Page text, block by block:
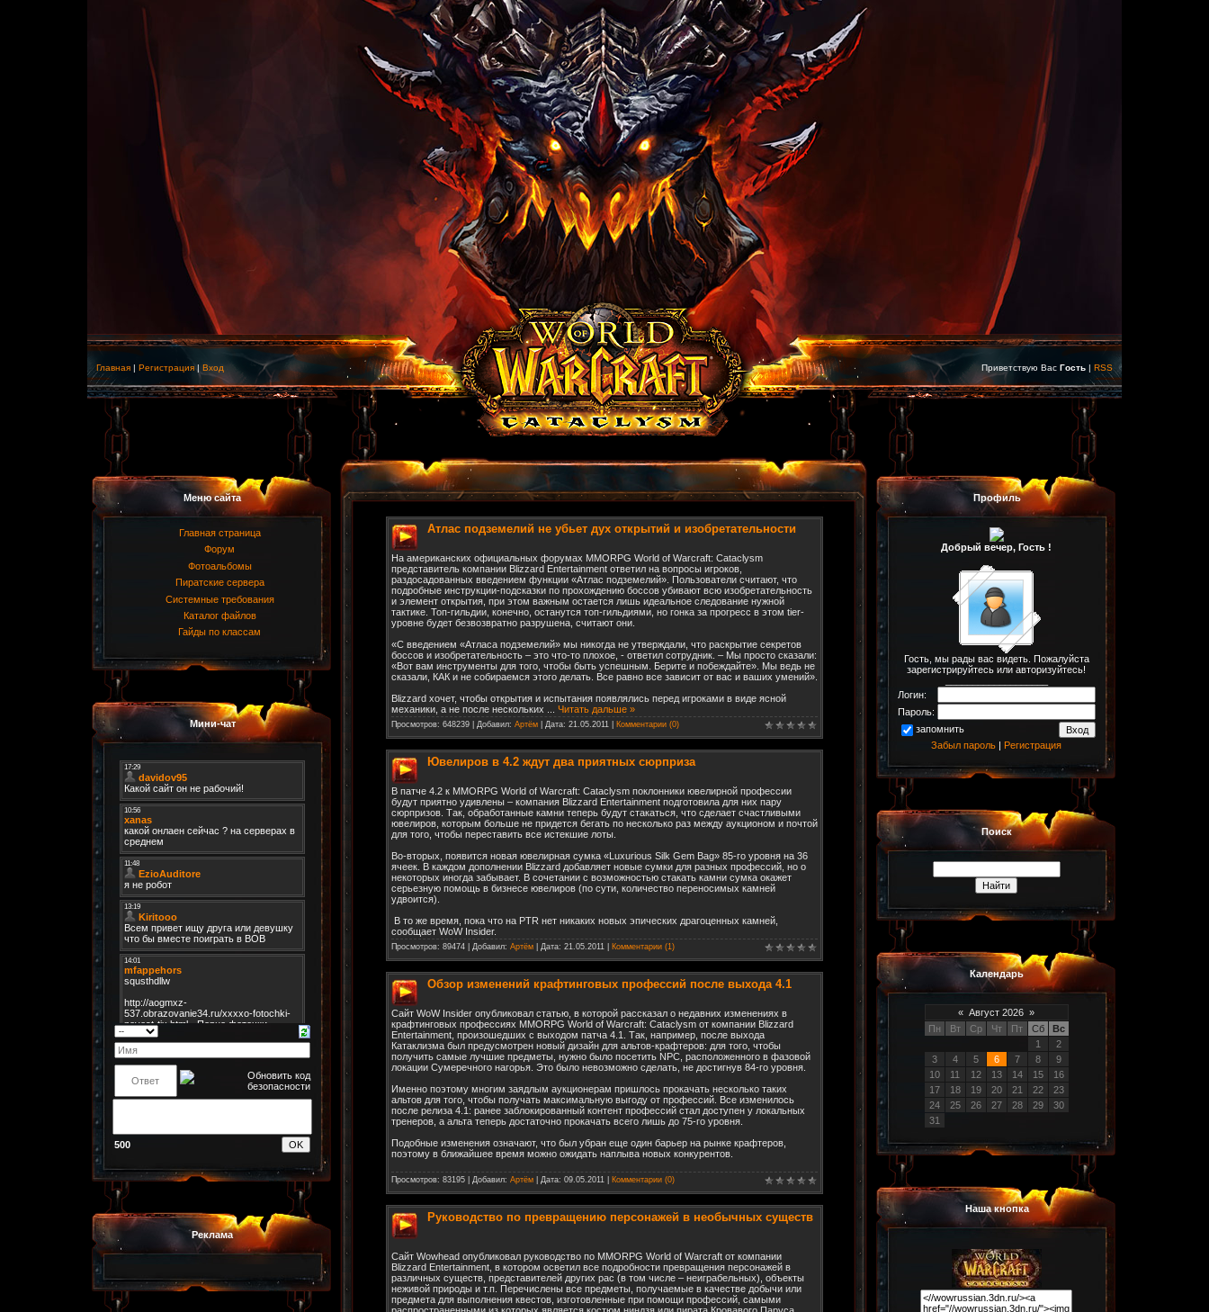
Главная | Регистрация | Вход Приветствую Вас Гость | RSS
Меню сайта
Главная страница
Форум
Фотоальбомы
Пиратские сервера
Системные требования
Каталог файлов
Гайды по классам
Мини-чат
500
Реклама
Атлас подземелий не убьет дух открытий и изобретательности
На американских официальных форумах MMORPG World of Warcraft: Cataclysm
представитель компании Blizzard Entertainment ответил на вопросы игроков,
раздосадованных введением функции «Атлас подземелий». Пользователи считают, что
подробные инструкции-подсказки по прохождению боссов убивают всю изобретательность
и элемент открытия, при этом важным остается лишь идеальное следование нужной
тактике. Топ-гильдии, конечно, останутся топ-гильдиями, но гонка за прогресс в этом tier-
уровне будет безвозвратно разрушена, считают они.
«С введением «Атласа подземелий» мы никогда не утверждали, что раскрытие секретов
боссов и изобретательность – это что-то плохое, - ответил сотрудник. – Мы просто сказали:
«Вот вам инструменты для того, чтобы быть успешным. Берите и побеждайте». Мы ведь не
сказали, КАК и не собираемся этого делать. Все равно все зависит от вас и ваших умений».
Blizzard хочет, чтобы открытия и испытания появлялись перед игроками в виде ясной
механики, а не после нескольких
Читать дальше »
Просмотров: 648239 | Добавил: Артём | Дата: 21.05.2011 Комментарии (0)
Ювелиров в 4.2 ждут два приятных сюрприза
В патче 4.2 к MMORPG World of Warcraft: Cataclysm поклонники ювелирной профессии
будут приятно удивлены – компания Blizzard Entertainment подготовила для них пару
сюрпризов. Так, обработанные камни теперь будут стакаться, что сделает счастливыми
ювелиров, которым больше не придется бегать по несколько раз между аукционом и почтой
для того, чтобы переставить все истекшие лоты.
Во-вторых, появится новая ювелирная сумка «Luxurious Silk Gem Bag» 85-го уровня на 36
ячеек. В каждом дополнении Blizzard добавляет новые сумки для разных профессий, но о
некоторых иногда забывает. В сочетании с возможностью стакать камни сумка окажет
серьезную помощь в бизнесе ювелиров (по сути, количество переносимых камней
удвоится).
В то же время, пока что на PTR нет никаких новых эпических драгоценных камней,
сообщает WoW Insider.
Просмотров: 89474 | Добавил: Артём | Дата: 21.05.2011 Комментарии (1)
Обзор изменений крафтинговых профессий после выхода 4.1
Сайт WoW Insider опубликовал статью, в которой рассказал о недавних изменениях в
крафтинговых профессиях MMORPG World of Warcraft: Cataclysm от компании Blizzard
Entertainment, произошедших с выходом патча 4.1. Так, например, после выхода
Катаклизма был предусмотрен новый дизайн для альтов-крафтеров: для того, чтобы
получить самые лучшие предметы, нужно было посетить NPC, расположенного в фазовой
локации Сумеречного нагорья. Это было невозможно сделать, не достигнув 84-го уровня.
Именно поэтому многим заядлым аукционерам пришлось прокачать несколько таких
альтов для того, чтобы получать максимальную выгоду от профессий. Все изменилось
после релиза 4.1: ранее заблокированный контент профессий стал доступен у локальных
тренеров, а альта теперь достаточно прокачать всего лишь до 75-го уровня.
Подобные изменения означают, что был убран еще один барьер на рынке крафтеров,
поэтому в ближайшее время можно ожидать наплыва новых конкурентов.
Просмотров: 83195 | Добавил: Артём | Дата: 09.05.2011 Комментарии (0)
Руководство по превращению персонажей в необычных существ
Сайт Wowhead опубликовал руководство по MMORPG World of Warcraft от компании
Blizzard Entertainment, в котором осветил все подробности превращения персонажей в
различных существ, представителей других рас (в том числе – неиграбельных), объекты
неживой природы и т.п. Перечислены все предметы, получаемые в качестве добычи или
предмета для выполнения квестов, изготовленные при помощи профессий, самыми
Профиль
Добрый вечер, Гость !
Гость, мы рады вас видеть. Пожалуйста
зарегистрируйтесь или авторизуйтесь!
Логин:
Пароль:
запомнить
Забыл пароль | Регистрация
Поиск
Календарь
« Август 2026 »
Пн
Вт Ср Чт Пт Сб
Вс
1
2
3
4 5 6 7 8
9
10
11 12 13 14 15
16
17
18 19 20 21 22
23
24
25 26 27 28 29
30
31
Наша кнопка